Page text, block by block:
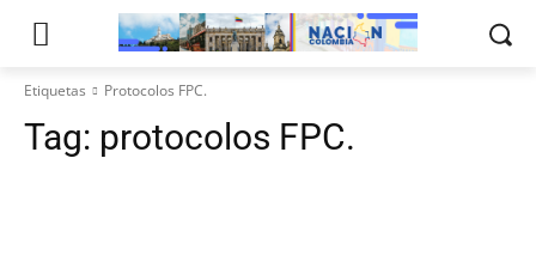
Etiquetas Protocolos FPC.
Tag: protocolos FPC.